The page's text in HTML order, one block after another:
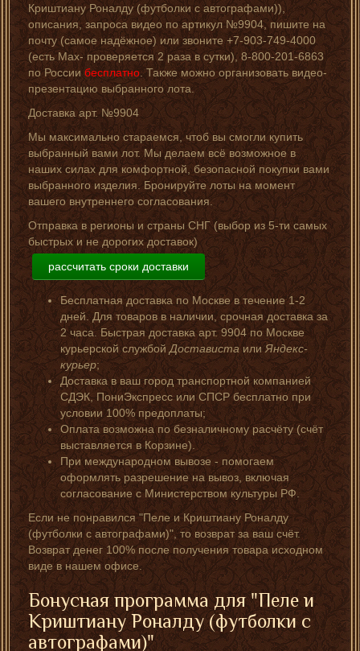
Криштиану Роналду (футболки с автографами)),
описания, запроса видео по артикул №9904, пишите на
почту (самое надёжное) или звоните +7-903-749-4000
(есть Мах- проверяется 2 раза в сутки), 8-800-201-6863
по Россиибесплатно. Также можно организовать видео-
презентацию выбранного лота.
Доставка арт. №9904
Мы максимально стараемся, чтоб вы смогли купить
выбранный вами лот. Мы делаем всё возможное в
наших силах для комфортной, безопасной покупки вами
выбранного изделия. Бронируйте лоты на момент
вашего внутреннего согласования.
Отправка в регионы и страны СНГ (выбор из 5-ти самых
быстрых и не дорогих доставок)
рассчитать сроки доставки
Бесплатная доставка по Москве в течение 1-2
дней. Для товаров в наличии, срочная доставка за
2 часа. Быстрая доставка арт. 9904 по Москве
курьерской службой ДоставистаилиЯндекс-
курьер;
Доставка в ваш город транспортной компанией
СДЭК, ПониЭкспресс или СПСР бесплатно при
условии 100% предоплаты;
Оплата возможна по безналичному расчёту (счёт
выставляется в Корзине).
При международном вывозе - помогаем
оформлять разрешение на вывоз, включая
согласование с Министерством культуры РФ.
Если не понравился "Пеле и Криштиану Роналду
(футболки с автографами)", то возврат за ваш счёт.
Возврат денег 100% после получения товара исходном
виде в нашем офисе.
Бонусная программа для "Пеле и
Криштиану Роналду (футболки с
автографами)"